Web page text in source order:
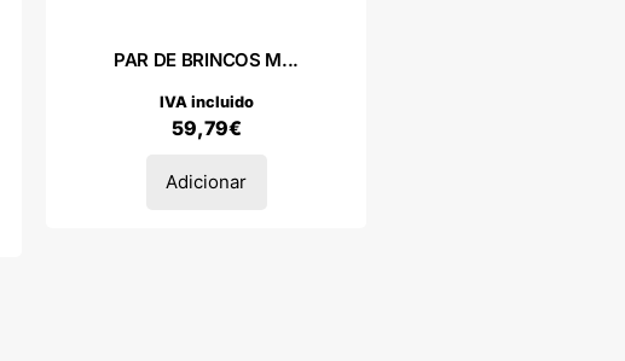
PAR DE BRINCOS M...
59,79€
IVA incluido
Adicionar